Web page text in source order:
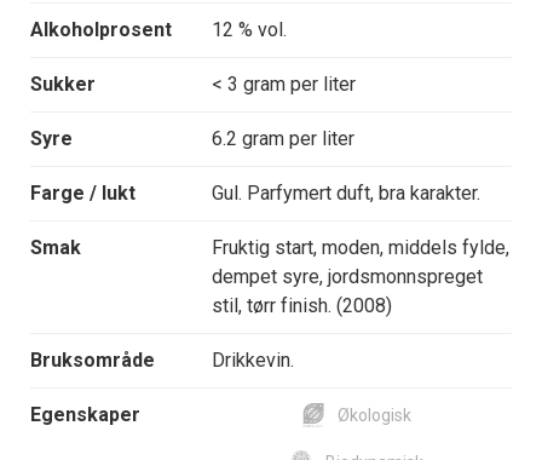
Alkoholprosent 12 % vol.
Sukker < 3 gram per liter
Syre 6.2 gram per liter
Farge / lukt Gul. Parfymert duft, bra karakter.
Smak
Fruktig start, moden, middels fylde,
dempet syre, jordsmonnspreget
stil, tørr finish. (2008)
Bruksområde Drikkevin.
Egenskaper Økologisk